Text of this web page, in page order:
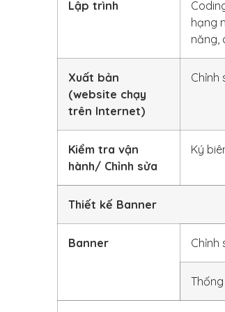
Lập trình
hạng
năng,
Xuất bản
(website chạy
trên Internet)
Chỉnh
Kiểm tra vận
hành/ Chỉnh sửa
Ký
Thiết kế Banner
Banner Chỉnh